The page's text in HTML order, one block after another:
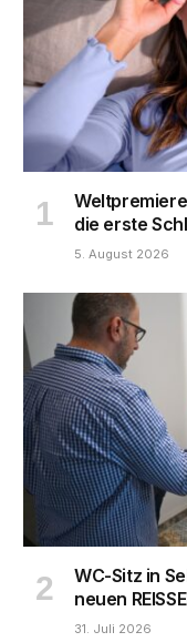
die erste
5. August 2026
WC-Sitz in
neuen
31. Juli 2026